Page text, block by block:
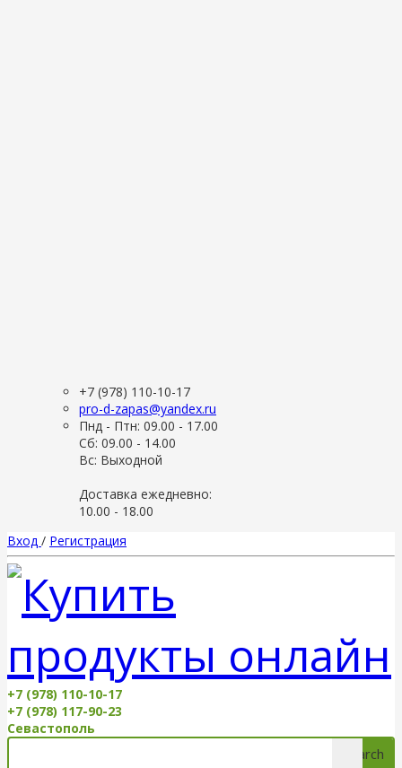
+7 (978) 110-10-17
pro-d-zapas@yandex.ru
Пнд - Птн: 09.00 - 17.00
Сб: 09.00 - 14.00
Вс: Выходной
Доставка ежедневно:
10.00 - 18.00
Вход / Регистрация
+7 (978) 110-10-17
+7 (978) 117-90-23
Севастополь
Search